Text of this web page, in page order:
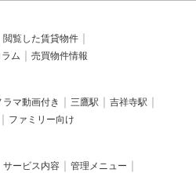
閲覧した賃貸物件
ム 売買物件情報
ラマ動画付き 三鷹駅
吉祥寺駅
ファミリー向け
サービス内容
管理メニュー